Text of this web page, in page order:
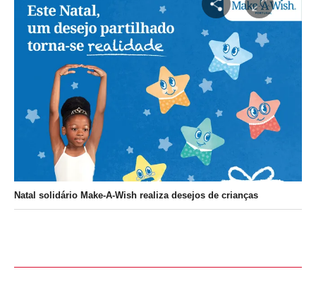
Natal solidário Make-A-Wish realiza desejos de crianças